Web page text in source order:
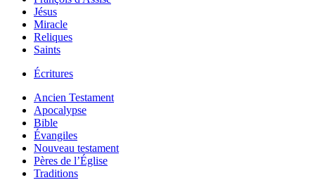
Jésus
Miracle
Reliques
Saints
Écritures
Ancien Testament
Apocalypse
Bible
Évangiles
Nouveau testament
Pères de l’Église
Traditions